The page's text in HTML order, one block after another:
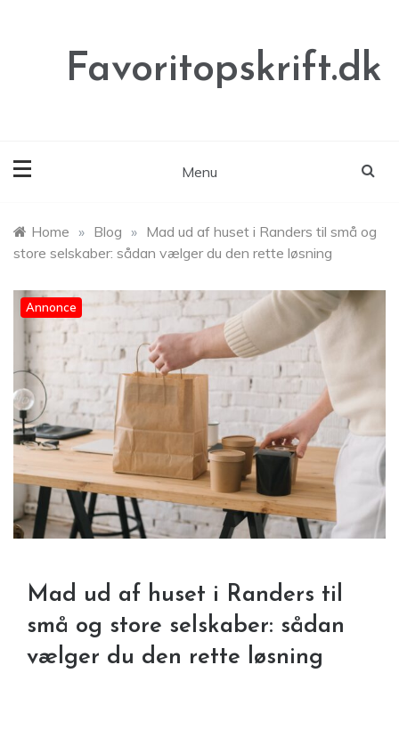
Favoritopskrift.dk
Menu
Home » Blog » Mad ud af huset i Randers til små og
store selskaber: sådan vælger du den rette løsning
Annonce
Mad ud af huset i Randers til
små og store selskaber: sådan
vælger du den rette løsning